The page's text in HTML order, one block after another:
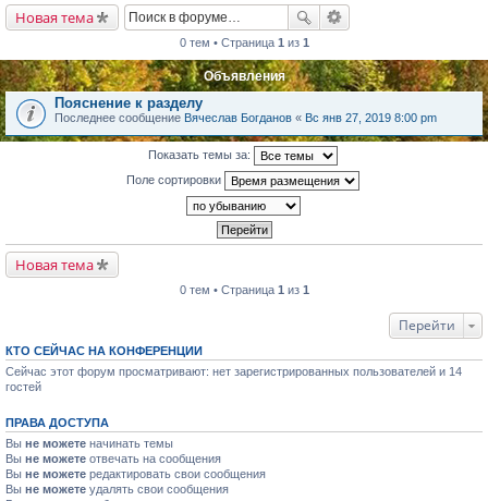
Новая тема
0 тем • Страница 1 из 1
Объявления
Пояснение к разделу
Последнее сообщение Вячеслав Богданов « Вс янв 27, 2019 8:00 pm
Показать темы за:
Поле сортировки
Новая тема
0 тем • Страница 1 из 1
Перейти
КТО СЕЙЧАС НА КОНФЕРЕНЦИИ
Сейчас этот форум просматривают: нет зарегистрированных пользователей и 14
гостей
ПРАВА ДОСТУПА
Вы не можете начинать темы
Вы не можете отвечать на сообщения
Вы не можете редактировать свои сообщения
Вы не можете удалять свои сообщения